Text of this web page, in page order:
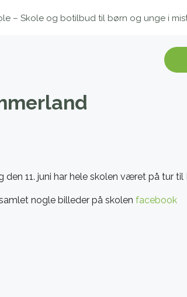
– Skole og botilbud til børn og unge i
den 11. juni har hele skolen været på tur til
nogle billeder på skolen facebook